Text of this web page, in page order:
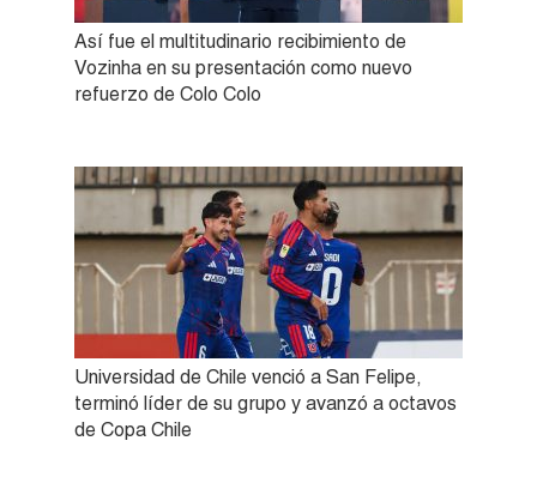
Así fue el multitudinario recibimiento de
Vozinha en su presentación como nuevo
refuerzo de Colo Colo
Universidad de Chile venció a San Felipe,
terminó líder de su grupo y avanzó a octavos
de Copa Chile